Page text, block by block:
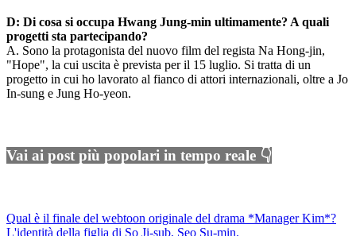
D: Di cosa si occupa Hwang Jung-min ultimamente? A quali
progetti sta partecipando?
A. Sono la protagonista del nuovo film del regista Na Hong-jin,
"Hope", la cui uscita è prevista per il 15 luglio. Si tratta di un
progetto in cui ho lavorato al fianco di attori internazionali, oltre a Jo
In-sung e Jung Ho-yeon.
Vai ai post più popolari in tempo reale 👇
Qual è il finale del webtoon originale del drama *Manager Kim*?
L'identità della figlia di So Ji-sub, Seo Su-min.